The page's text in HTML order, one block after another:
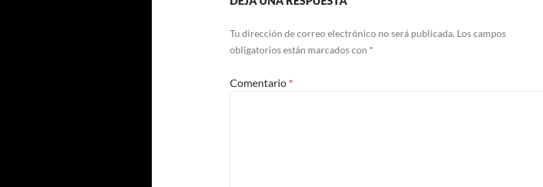
Tu dirección de correo electrónico no será publicada. Los campos
obligatorios están marcados con *
Comentario *